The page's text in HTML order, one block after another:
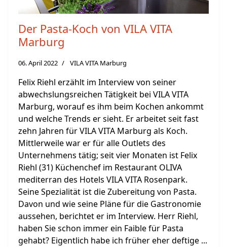
Der Pasta-Koch von VILA VITA
Marburg
06. April 2022 VILA VITA Marburg
Felix Riehl erzählt im Interview von seiner
abwechslungsreichen Tätigkeit bei VILA VITA
Marburg, worauf es ihm beim Kochen ankommt
und welche Trends er sieht. Er arbeitet seit fast
zehn Jahren für VILA VITA Marburg als Koch.
Mittlerweile war er für alle Outlets des
Unternehmens tätig; seit vier Monaten ist Felix
Riehl (31) Küchenchef im Restaurant OLIVA
mediterran des Hotels VILA VITA Rosenpark.
Seine Spezialität ist die Zubereitung von Pasta.
Davon und wie seine Pläne für die Gastronomie
aussehen, berichtet er im Interview. Herr Riehl,
haben Sie schon immer ein Faible für Pasta
gehabt? Eigentlich habe ich früher eher deftige ...